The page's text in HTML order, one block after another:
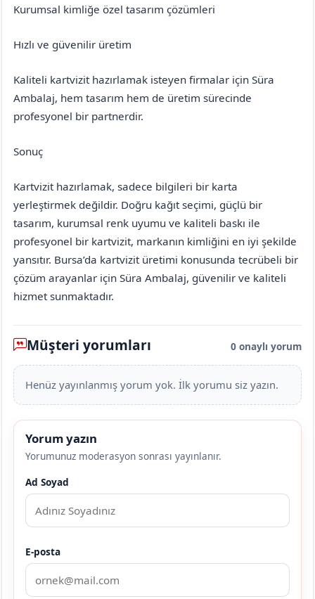
Kurumsal kimliğe özel tasarım çözümleri
Hızlı ve güvenilir üretim
Kaliteli kartvizit hazırlamak isteyen firmalar için Süra
Ambalaj, hem tasarım hem de üretim sürecinde
profesyonel bir partnerdir.
Sonuç
Kartvizit hazırlamak, sadece bilgileri bir karta
yerleştirmek değildir. Doğru kağıt seçimi, güçlü bir
tasarım, kurumsal renk uyumu ve kaliteli baskı ile
profesyonel bir kartvizit, markanın kimliğini en iyi şekilde
yansıtır. Bursa’da kartvizit üretimi konusunda tecrübeli bir
çözüm arayanlar için Süra Ambalaj, güvenilir ve kaliteli
hizmet sunmaktadır.
Müşteri yorumları 0 onaylı yorum
Henüz yayınlanmış yorum yok. İlk yorumu siz yazın.
Yorum yazın
Yorumunuz moderasyon sonrası yayınlanır.
Ad Soyad
E-posta